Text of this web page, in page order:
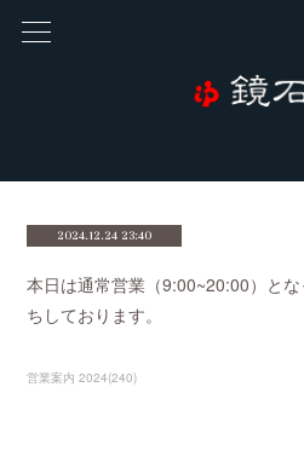
2024.12.24 23:40
本日は通常営業（9:00~20:00）と
ちしております。
営業案内 2024(240)